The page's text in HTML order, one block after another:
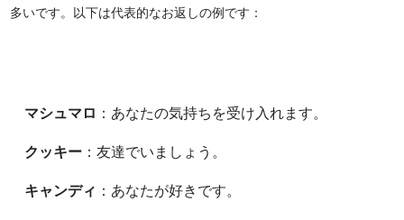
多いです。以下は代表的なお返しの例です：
マシュマロ ：あなたの気持ちを受け入れます。
クッキー ：友達でいましょう。
キャンディ ：あなたが好きです。